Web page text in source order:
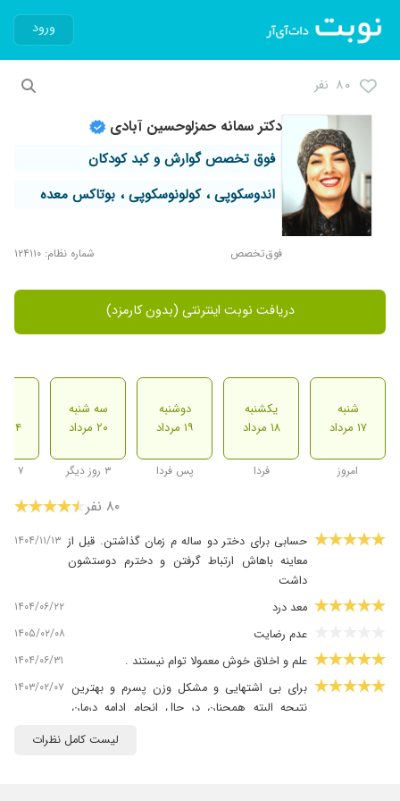
ورود
۸۰ نفر
دکتر سمانه حمزلوحسین آبادی
فوق تخصص گوارش و کبد کودکان
اندوسکوپی ، کولونوسکوپی ، بوتاکس معده
فوق‌تخصص شماره نظام: ۱۲۴۱۱۰
دریافت نوبت اینترنتی (بدون کارمزد)
شنبه
۱۷ مرداد
امروز
یکشنبه
۱۸ مرداد
فردا
دوشنبه
۱۹ مرداد
پس فردا
سه شنبه
۲۰ مرداد
۳ روز دیگر
۲۴ مرداد
۷ روز دیگر
۸۰ نفر
حسابی برای دختر دو ساله م زمان گذاشتن. قبل از
معاینه باهاش ارتباط گرفتن و دخترم دوستشون
داشت
۱۴۰۴/۱۱/۱۳
معد درد ۱۴۰۴/۰۶/۲۲
عدم رضایت ۱۴۰۵/۰۲/۰۸
علم و اخلاق خوش معمولا توام نیستند . ۱۴۰۴/۰۶/۳۱
برای بی اشتهایی و مشکل وزن پسرم و بهترین
نتیجه البته همچنان در حال انجام ادامه درمان
۱۴۰۳/۰۲/۰۷
لیست کامل نظرات